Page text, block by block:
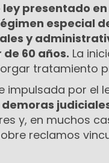
presentado
especial
y
60 años. La
tratamiento
impulsada por el
demoras
y, en muchos
reclamos